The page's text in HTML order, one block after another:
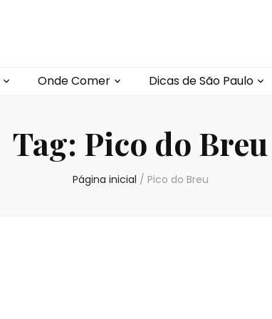
Onde Comer Dicas de São Paulo
Tag: Pico do Breu
Página inicial / Pico do Breu